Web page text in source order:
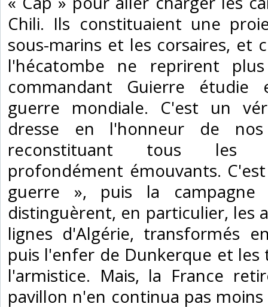
Chili. Ils constituaient une
sous-marins et les corsaires, et
l'hécatombe ne reprirent
commandant Guierre étudie
guerre mondiale. C'est un
dresse en l'honneur de nos
reconstituant tous les
profondément émouvants.
guerre », puis la
distinguèrent, en particulier, les
lignes d'Algérie, transformés
puis l'enfer de Dunkerque et
l'armistice. Mais, la France
pavillon n'en continua pas